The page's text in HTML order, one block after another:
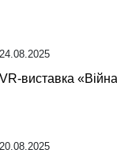
24.08.2025
VR-виставка
20.08.2025